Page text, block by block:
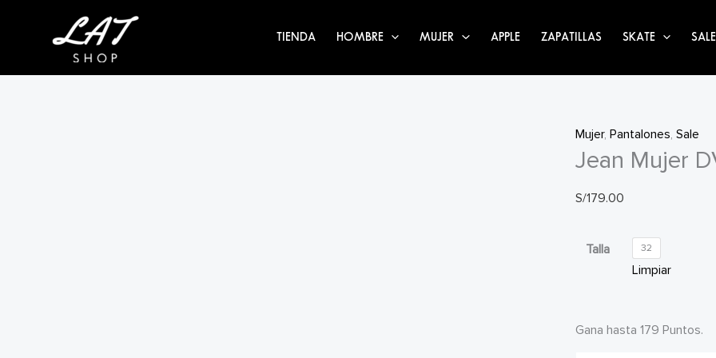
TIENDA HOMBRE MUJER APPLE ZAPATILLAS SKATE SALE
Mujer, Pantalones, Sale
Jean Mujer
S/179.00
Talla 32
Limpiar
Gana hasta 179 Puntos.